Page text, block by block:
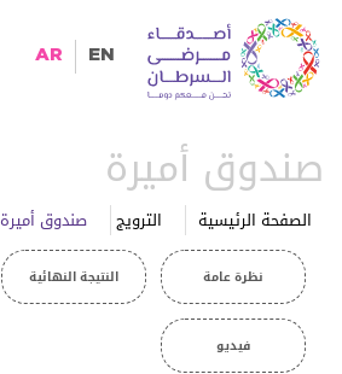
AR EN
صندوق أميرة
الصفحة الرئيسية الترويج صندوق أميرة
نظرة عامة النتيجة النهائية
فيديو